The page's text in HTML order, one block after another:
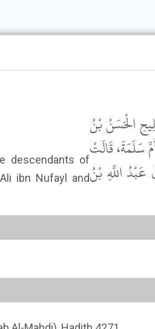
ibn Nufayl and
الْحَسَنُ بْنُ
سَلَمَةَ، قَالَتْ
اللَّهِ بْنُ